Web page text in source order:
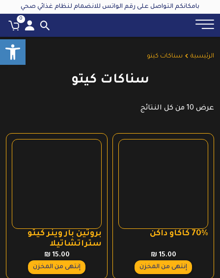
بامكانكم التواصل على رقم الواتس للانضمام لنظام غذائي صحي
0
الرئيسية سناكات كيتو
سناكات كيتو
عرض ⁦10⁩ من كل النتائج
70% كاكاو داكن
₪ 15.00
إنتهى من المخزن
بروتين بار وينر كيتو
ستراتشاتيلا
₪ 15.00
إنتهى من المخزن